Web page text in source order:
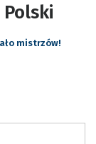
mistrzów!